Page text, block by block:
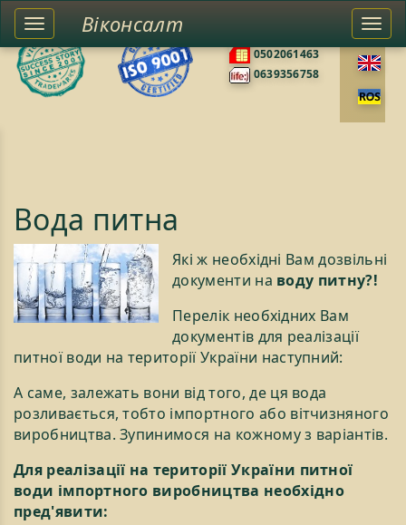
0502061463
0639356758
Toggle
left
sidebar
Віконсалт
Вода питна
Які ж необхідні Вам дозвільні
документи на воду питну?!
Перелік необхідних Вам
документів для реалізації
питної води на території України наступний:
А саме, залежать вони від того, де ця вода
розливається, тобто імпортного або вітчизняного
виробництва. Зупинимося на кожному з варіантів.
Для реалізації на території України питної
води імпортного виробництва необхідно
пред'явити: